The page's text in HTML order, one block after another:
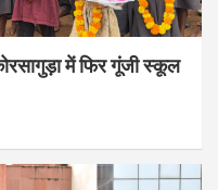
में फिर गूंजी स्कूल